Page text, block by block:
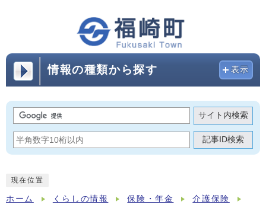
情報の種類から探す 表示
サイト内検索
記事ID検索
現在位置
ホーム くらしの情報 保険・年金 介護保険